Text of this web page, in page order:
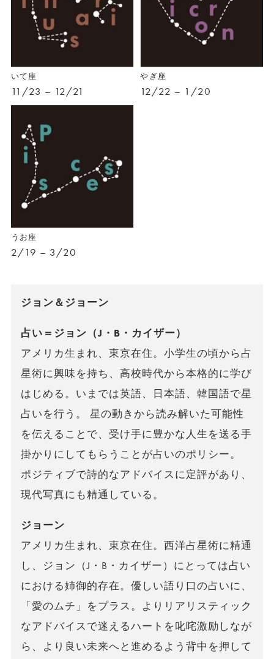
いて座
11/23 – 12/21
やぎ座
12/22 – 1/20
うお座
2/19 – 3/20
ジョン＆ジョーン
占い＝ジョン（J・B・カイザー）
アメリカ生まれ、東京在住。小学生の頃から占
星術に興味を持ち、高校時代から本格的に学び
はじめる。いまでは英語、日本語、韓国語で星
占いを行う。 星の動きから読み解いた可能性
を伝えることで、受け手に豊かな人生を送る手
掛かりにしてもらうことが占いのポリシー。
ポジティブで詩的なアドバイスに定評があり、
現代写真にも精通している。
ジョーン
アメリカ生まれ、東京在住。西洋占星術に精通
し、ジョン（J・B・カイザー）にとっては占い
における姉御的存在。優しい語り口の占いに、
「愛のムチ」をプラス。よりリアリスティック
なアドバイスで迷えるハートを叱咤激励しなが
ら、より良い未来へと進めるよう背中を押して